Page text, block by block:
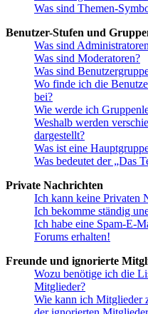
Was sind Themen-
Benutzer-Stufen und
Was sind
Was sind Moderatoren?
Was sind
Wo finde ich die
bei?
Wie werde ich
Weshalb werden
dargestellt?
Was ist eine
Was bedeutet der „Das
Private Nachrichten
Ich kann keine Privaten
Ich bekomme ständig
Ich habe eine Spam-E-
Forums erhalten!
Freunde und ignorierte
Wozu benötige ich die
Mitglieder?
Wie kann ich Mitglieder